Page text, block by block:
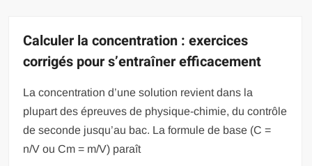
Calculer la concentration : exercices
corrigés pour s’entraîner efficacement
La concentration d’une solution revient dans la
plupart des épreuves de physique-chimie, du contrôle
de seconde jusqu’au bac. La formule de base (C =
n/V ou Cm = m/V) paraît